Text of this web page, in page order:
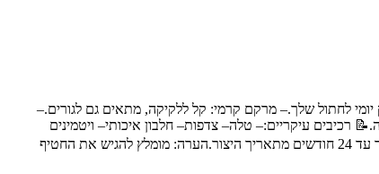
יומי לחתול שלך.– מרקם קרמי: קל ללקיקה, מתאים גם לגורים.–
רכיבים עיקריים:– טלה– צדפות– חלבון איכותי– ויטמינים
ומינרלים📋 הוראות שימוש:– גורי חתולים: 2-4 שלוקים ביום.– חתול בוגר: 3-6 שלוקים ביום.אחסון:– יש לשמור בטמפרטורת החדר, במקום קריר, יבש וחשוך עד 24 חודשים מתאריך היצור.הערה: מומלץ להגיש את החטיף